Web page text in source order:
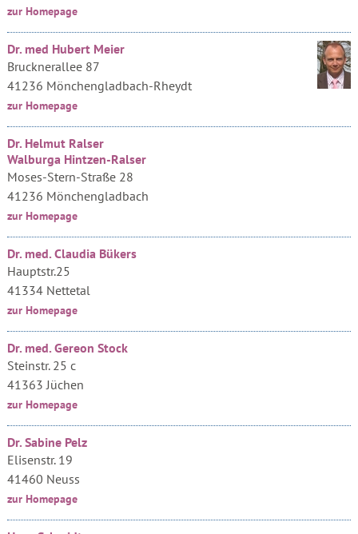
zur Homepage
Dr. med Hubert Meier
Brucknerallee 87
41236 Mönchengladbach-Rheydt
zur Homepage
Dr. Helmut Ralser
Walburga Hintzen-Ralser
Moses-Stern-Straße 28
41236 Mönchengladbach
zur Homepage
Dr. med. Claudia Bükers
Hauptstr.25
41334 Nettetal
zur Homepage
Dr. med. Gereon Stock
Steinstr. 25 c
41363 Jüchen
zur Homepage
Dr. Sabine Pelz
Elisenstr. 19
41460 Neuss
zur Homepage